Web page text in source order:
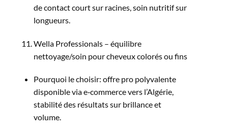
de contact court sur racines, soin nutritif sur
longueurs.​
Wella Professionals – équilibre
nettoyage/soin pour cheveux colorés ou fins
Pourquoi le choisir: offre pro polyvalente
disponible via e‑commerce vers l’Algérie,
stabilité des résultats sur brillance et
volume.​